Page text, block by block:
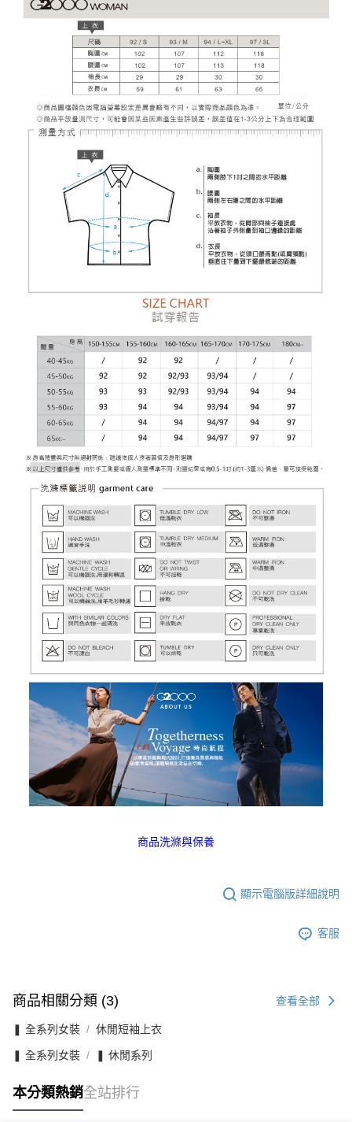
商品洗滌與保養
顯示電腦版詳細說明
客服
商品相關分類 (3) 查看全部
❚ 全系列女裝 休閒短袖上衣
❚ 全系列女裝 ❚ 休閒系列
本分類熱銷全站排行